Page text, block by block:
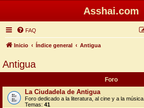
Asshai.com
FAQ
Inicio Índice general Antigua
Antigua
Foro
La Ciudadela de Antigua
Foro dedicado a la literatura, al cine y a la música.
Temas: 41